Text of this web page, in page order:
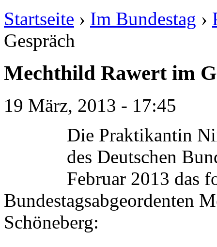
Startseite › Im Bundestag ›
Gespräch
Mechthild Rawert im
19 März, 2013 - 17:45
Die Praktikantin
des Deutschen
Februar 2013 das
Bundestagsabgeordenten
Schöneberg: